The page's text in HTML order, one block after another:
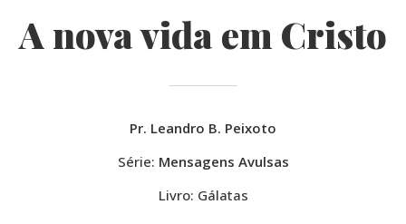
A nova vida em Cristo
Pr. Leandro B. Peixoto
Série: Mensagens Avulsas
Livro: Gálatas